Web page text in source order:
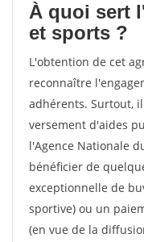
À quoi sert
et sports ?
L'obtention de cet
reconnaître
adhérents. Surtout,
versement d'aides
l'Agence Nationale
bénéficier de
exceptionnelle de
sportive) ou un
(en vue de la